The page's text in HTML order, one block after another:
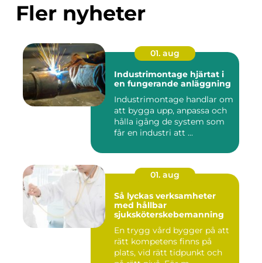
Fler nyheter
01. aug
Industrimontage hjärtat i
en fungerande anläggning
Industrimontage handlar om
att bygga upp, anpassa och
hålla igång de system som
får en industri att ...
01. aug
Så lyckas verksamheter
med hållbar
sjuksköterskebemanning
En trygg vård bygger på att
rätt kompetens finns på
plats, vid rätt tidpunkt och